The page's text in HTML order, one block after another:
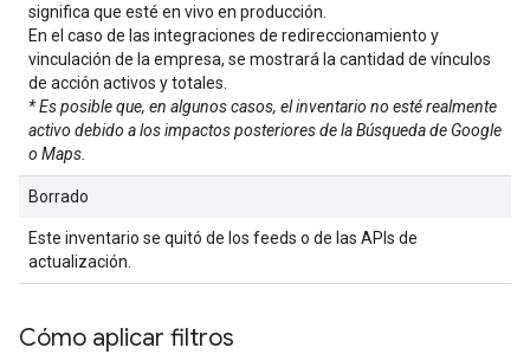
significa que esté en vivo en producción.
En el caso de las integraciones de redireccionamiento y
vinculación de la empresa, se mostrará la cantidad de vínculos
de acción activos y totales.
* Es posible que, en algunos casos, el inventario no esté realmente
activo debido a los impactos posteriores de la Búsqueda de Google
o Maps.
Borrado
Este inventario se quitó de los feeds o de las APIs de
actualización.
Cómo aplicar filtros